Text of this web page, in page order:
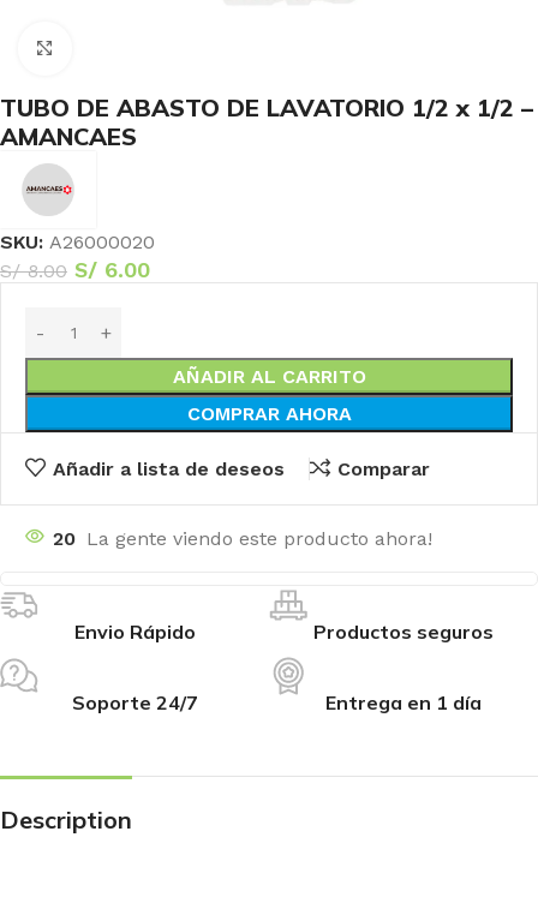
TUBO DE ABASTO DE LAVATORIO 1/2 x 1/2 –
AMANCAES
SKU: A26000020
S/8.00 S/ 6.00
AÑADIR AL CARRITO
COMPRAR AHORA
Añadir a lista de deseos Comparar
20 La gente viendo este producto ahora!
Envio Rápido Productos seguros
Soporte 24/7 Entrega en 1 día
Description